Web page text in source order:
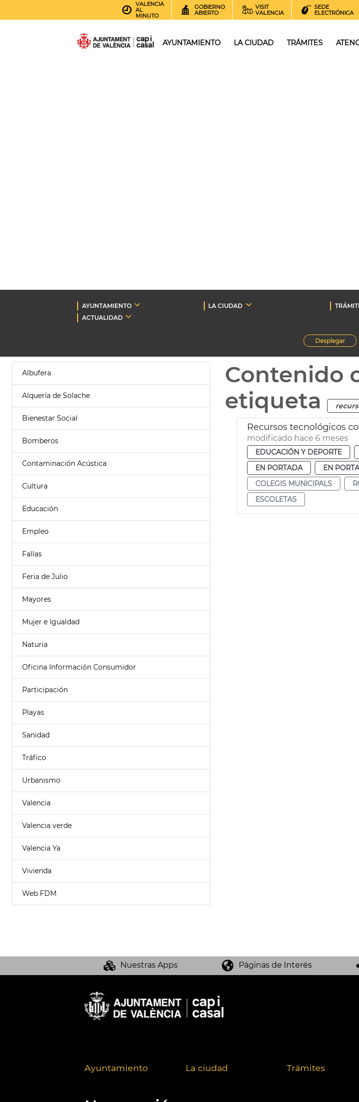
VALENCIA
AL
MINUTO
GOBIERNO
ABIERTO
VISIT
VALENCIA
SEDE
ELECTRÓNICA
AYUNTAMIENTO LA CIUDAD TRÁMITES
AYUNTAMIENTO LA CIUDAD
ACTUALIDAD
Desplegar
Albufera
Alquería de Solache
Bienestar Social
Bomberos
Contaminación Acústica
Cultura
Educación
Empleo
Fallas
Feria de Julio
Mayores
Mujer e Igualdad
Naturia
Oficina Información Consumidor
Participación
Playas
Sanidad
Tráfico
Urbanismo
Valencia
Valencia verde
Valencia Ya
Vivienda
Web FDM
Contenido
etiqueta
Recursos tecnológicos
modificado hace 6 meses
EDUCACIÓN Y DEPORTE
EN PORTADA
EN
COLEGIS MUNICIPALS
ESCOLETAS
Nuestras Apps Páginas de Interés
Ayuntamiento La ciudad Trámites